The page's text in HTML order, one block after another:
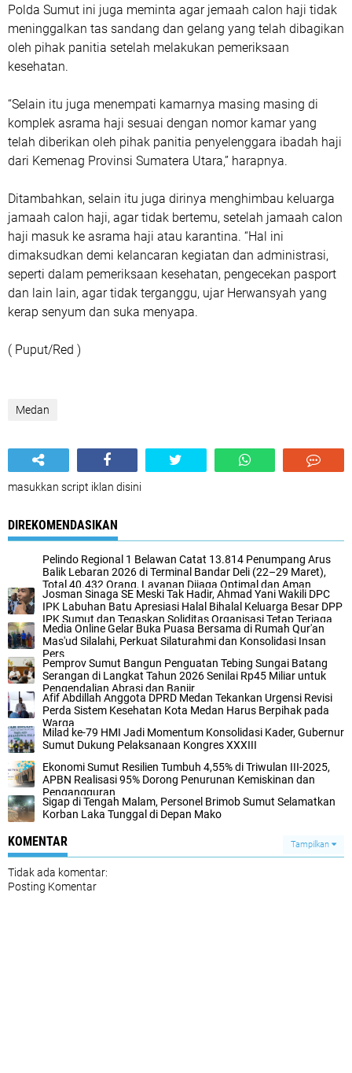
Polda Sumut ini juga meminta agar jemaah calon haji tidak
meninggalkan tas sandang dan gelang yang telah dibagikan
oleh pihak panitia setelah melakukan pemeriksaan
kesehatan.
“Selain itu juga menempati kamarnya masing masing di
komplek asrama haji sesuai dengan nomor kamar yang
telah diberikan oleh pihak panitia penyelenggara ibadah haji
dari Kemenag Provinsi Sumatera Utara,” harapnya.
Ditambahkan, selain itu juga dirinya menghimbau keluarga
jamaah calon haji, agar tidak bertemu, setelah jamaah calon
haji masuk ke asrama haji atau karantina. “Hal ini
dimaksudkan demi kelancaran kegiatan dan administrasi,
seperti dalam pemeriksaan kesehatan, pengecekan pasport
dan lain lain, agar tidak terganggu, ujar Herwansyah yang
kerap senyum dan suka menyapa.
( Puput/Red )
Medan
masukkan script iklan disini
DIREKOMENDASIKAN
Pelindo Regional 1 Belawan Catat 13.814 Penumpang Arus
Balik Lebaran 2026 di Terminal Bandar Deli (22–29 Maret),
Total 40.432 Orang, Layanan Dijaga Optimal dan Aman
Josman Sinaga SE Meski Tak Hadir, Ahmad Yani Wakili DPC
IPK Labuhan Batu Apresiasi Halal Bihalal Keluarga Besar DPP
IPK Sumut dan Tegaskan Soliditas Organisasi Tetap Terjaga
dan Kompak.
Media Online Gelar Buka Puasa Bersama di Rumah Qur'an
Mas'ud Silalahi, Perkuat Silaturahmi dan Konsolidasi Insan
Pers
Pemprov Sumut Bangun Penguatan Tebing Sungai Batang
Serangan di Langkat Tahun 2026 Senilai Rp45 Miliar untuk
Pengendalian Abrasi dan Banjir
Afif Abdillah Anggota DPRD Medan Tekankan Urgensi Revisi
Perda Sistem Kesehatan Kota Medan Harus Berpihak pada
Warga
Milad ke-79 HMI Jadi Momentum Konsolidasi Kader, Gubernur
Sumut Dukung Pelaksanaan Kongres XXXIII
Ekonomi Sumut Resilien Tumbuh 4,55% di Triwulan III-2025,
APBN Realisasi 95% Dorong Penurunan Kemiskinan dan
Pengangguran
Sigap di Tengah Malam, Personel Brimob Sumut Selamatkan
Korban Laka Tunggal di Depan Mako
KOMENTAR Tampilkan
Tidak ada komentar:
Posting Komentar